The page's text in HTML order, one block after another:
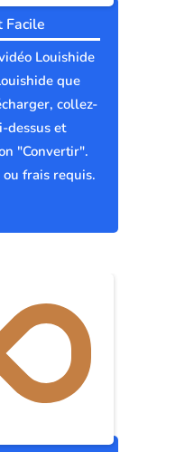
Facile
Louishide
que
collez-
dessus et
"Convertir".
frais requis.